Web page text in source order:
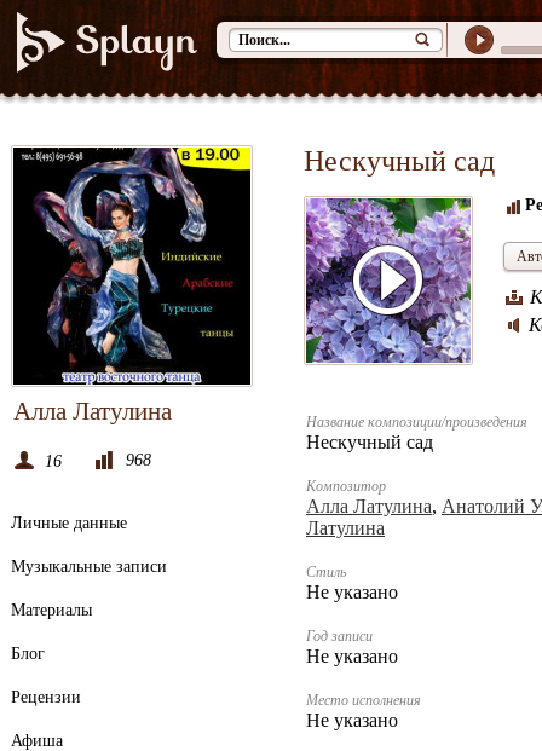
Алла Латулина
16 968
Личные данные
Музыкальные записи
Материалы
Блог
Рецензии
Афиша
Нескучный сад
Название композиции/произведения
Нескучный сад
Композитор
Алла Латулина, Анатолий
Латулина
Стиль
Не указано
Год записи
Не указано
Место исполнения
Не указано